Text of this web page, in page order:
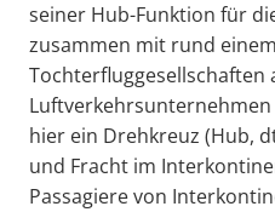
seiner Hub-Funktion für
zusammen mit rund
Tochterfluggesellschaften
hier ein Drehkreuz (Hub,
und Fracht im
Passagiere von